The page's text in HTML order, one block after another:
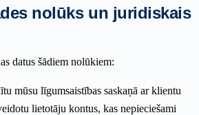
nolūks un juridiskais
datus šādiem nolūkiem:
mūsu līgumsaistības saskaņā ar klientu
lietotāju kontus, kas nepieciešami